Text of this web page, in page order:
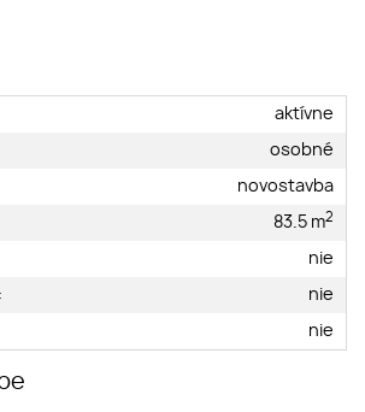
aktívne
osobné
novostavba
83.5 m2
nie
nie
nie